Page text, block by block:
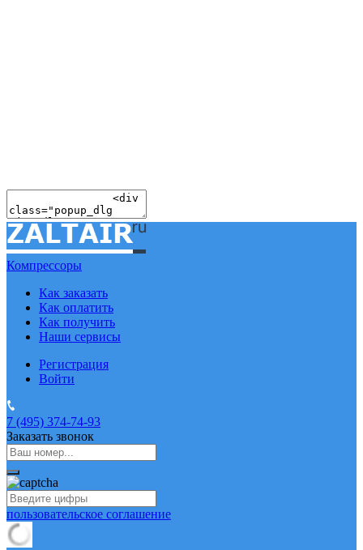
Компрессоры
Как заказать
Как оплатить
Как получить
Наши сервисы
Регистрация
Войти
7 (495) 374-74-93
Заказать звонок
пользовательское соглашение